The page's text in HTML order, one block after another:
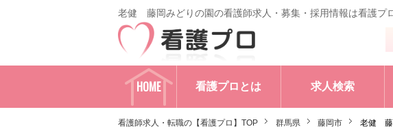
老健 藤岡みどりの園の看護師求人・募集・採用情報は看護
HOME 看護プロとは 求人検索
看護師求人・転職の【看護プロ】TOP 群馬県 藤岡市 老健 藤